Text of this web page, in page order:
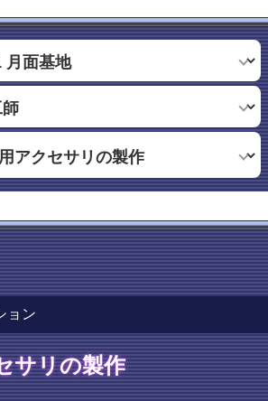
ョン
サリの製作